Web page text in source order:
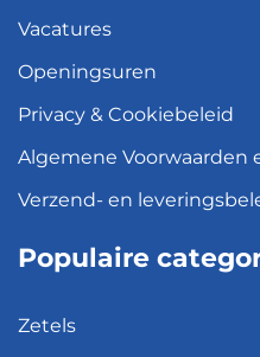
Vacatures
Openingsuren
Privacy & Cookiebeleid
Algemene Voorwaarden
Verzend- en
Populaire
Zetels